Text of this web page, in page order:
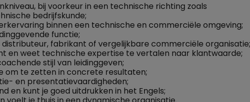
bij voorkeur in een technische richting zoals
bedrijfskunde;
binnen een technische en commerciële omgeving;
functie;
fabrikant of vergelijkbare commerciële organisatie;
en weet technische expertise te vertalen naar klantwaarde;
stijl van leidinggeven;
om te zetten in concrete resultaten;
en presentatievaardigheden;
en kunt je goed uitdrukken in het Engels;